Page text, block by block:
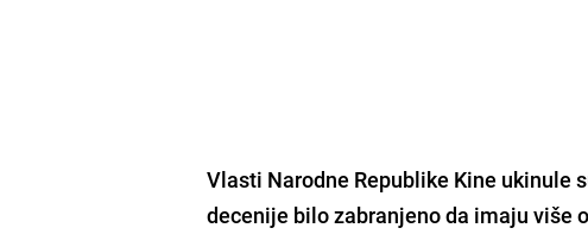
Vlasti Narodne Republike Kine ukinule
decenije bilo zabranjeno da imaju više